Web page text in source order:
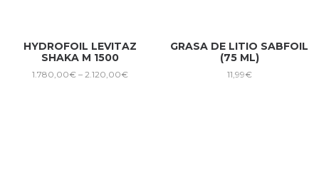
HYDROFOIL LEVITAZ
SHAKA M 1500
1.780,00€– 2.120,00€
GRASA DE LITIO SABFOIL
(75 ML)
11,99€